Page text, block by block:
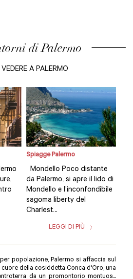
di Palermo
A PALERMO
Spiagge Palermo
Mondello Poco distante
da Palermo, si apre il lido di
Mondello e l’inconfondibile
sagoma liberty del
Charlest...
LEGGI DI PIÙ
popolazione, Palermo si affaccia sul
della cosiddetta Conca d'Oro, una
da un promontorio montuos...